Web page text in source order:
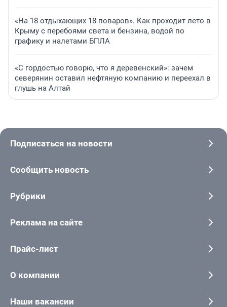
«На 18 отдыхающих 18 поваров». Как проходит лето в
Крыму с перебоями света и бензина, водой по
графику и налетами БПЛА
«С гордостью говорю, что я деревенский»: зачем
северянин оставил нефтяную компанию и переехал в
глушь на Алтай
Подписаться на новости
Сообщить новость
Рубрики
Реклама на сайте
Прайс-лист
О компании
Наши вакансии